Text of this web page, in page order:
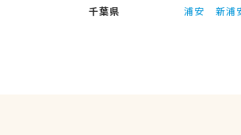
千葉県
浦安 新浦